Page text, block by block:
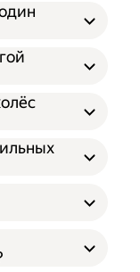
или
сайт
и «Куда»;